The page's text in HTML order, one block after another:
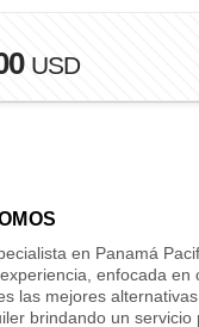
USD
en Panamá
enfocada en
las mejores
brindando un servicio